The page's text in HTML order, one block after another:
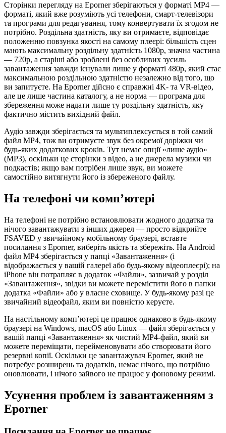
Сторінки перегляду на Eporner зберігаються у форматі MP4 —
форматі, який вже розуміють усі телефони, смарт-телевізори
та програми для редагування, тому конвертувати їх згодом не
потрібно. Роздільна здатність, яку ви отримаєте, відповідає
положенню повзунка якості на самому плеєрі: більшість сцен
мають максимальну роздільну здатність 1080p, значна частина
— 720p, а старіші або зроблені без особливих зусиль
завантаження завжди існували лише у форматі 480p, який стає
максимальною роздільною здатністю незалежно від того, що
ви запитуєте. На Eporner дійсно є справжні 4K- та VR-відео,
але це лише частина каталогу, а не норма — програма для
збереження може надати лише ту роздільну здатність, яку
фактично містить вихідний файл.
Аудіо завжди зберігається та мультиплексується в той самий
файл MP4, тож ви отримуєте звук без окремої доріжки чи
будь-яких додаткових кроків. Тут немає опції «лише аудіо»
(MP3), оскільки це сторінки з відео, а не джерела музики чи
подкастів; якщо вам потрібен лише звук, ви можете
самостійно витягнути його із збереженого файлу.
На телефоні чи комп’ютері
На телефоні не потрібно встановлювати жодного додатка та
нічого завантажувати з інших джерел — просто відкрийте
FSAVED у звичайному мобільному браузері, вставте
посилання з Eporner, виберіть якість та збережіть. На Android
файл MP4 зберігається у папці «Завантаження» (і
відображається у вашій галереї або будь-якому відеоплеєрі); на
iPhone він потрапляє в додаток «Файли», зазвичай у розділ
«Завантаження», звідки ви можете перемістити його в папки
додатка «Файли» або у власне сховище. У будь-якому разі це
звичайний відеофайл, яким ви повністю керуєте.
На настільному комп’ютері це працює однаково в будь-якому
браузері на Windows, macOS або Linux — файл зберігається у
вашій папці «Завантаження» як чистий MP4-файл, який ви
можете переміщати, перейменовувати або створювати його
резервні копії. Оскільки це завантажувач Eporner, який не
потребує розширень та додатків, немає нічого, що потрібно
оновлювати, і нічого зайвого не працює у фоновому режимі.
Усунення проблем із завантаженням з
Eporner